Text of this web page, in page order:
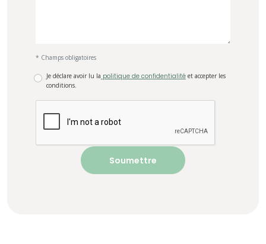
* Champs obligatoires
Je déclare avoir lu la politique de confidentialité et accepter les
conditions.